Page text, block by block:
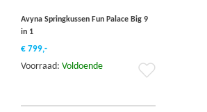
Avyna Springkussen Fun Palace Big 9
in 1
€ 799,-
Voorraad: Voldoende